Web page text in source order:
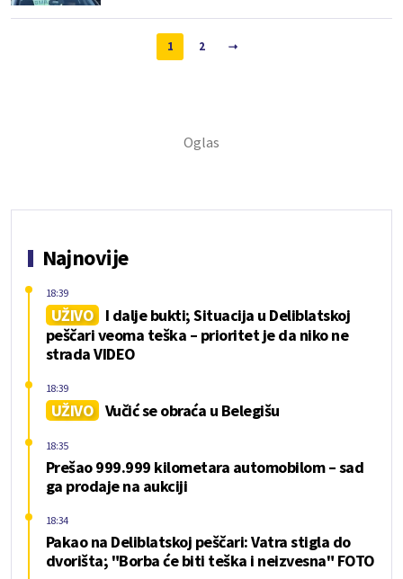
1 2
Najnovije
UŽIVO
I dalje bukti; Situacija u Deliblatskoj
peščari veoma teška – prioritet je da niko ne
strada VIDEO
18:39
UŽIVO Vučić se obraća u Belegišu
18:39
Prešao 999.999 kilometara automobilom – sad
ga prodaje na aukciji
18:35
Pakao na Deliblatskoj peščari: Vatra stigla do
dvorišta; "Borba će biti teška i neizvesna" FOTO
18:34